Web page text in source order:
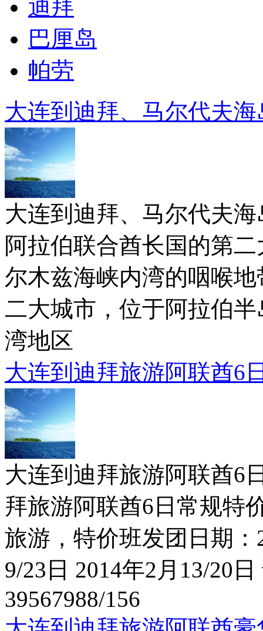
迪拜
巴厘岛
帕劳
大连到迪拜、马尔代夫海
大连到迪拜、马尔代夫
阿拉伯联合酋长国的第
尔木兹海峡内湾的咽喉
二大城市，位于阿拉伯
湾地区
大连到迪拜旅游阿联酋6
大连到迪拜旅游阿联酋6
拜旅游阿联酋6日常规特
旅游，特价班发团日期：
9/23日 2014年2月13/20
39567988/156